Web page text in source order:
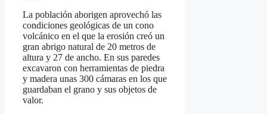
La población aborigen aprovechó las
condiciones geológicas de un cono
volcánico en el que la erosión creó un
gran abrigo natural de 20 metros de
altura y 27 de ancho. En sus paredes
excavaron con herramientas de piedra
y madera unas 300 cámaras en los que
guardaban el grano y sus objetos de
valor.